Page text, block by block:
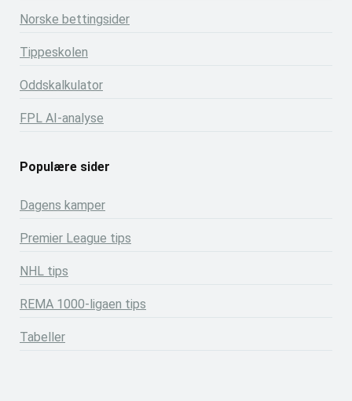
Norske bettingsider
Tippeskolen
Oddskalkulator
FPL AI-analyse
Populære sider
Dagens kamper
Premier League tips
NHL tips
REMA 1000-ligaen tips
Tabeller